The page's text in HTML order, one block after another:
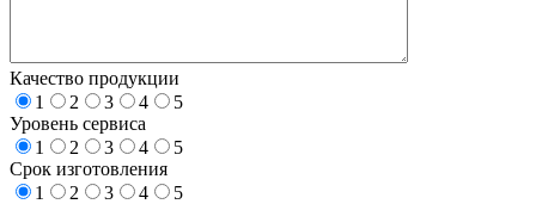
Качество продукции
1
2 3 4
5
Уровень сервиса
1
2 3 4
5
Срок изготовления
1
2 3 4
5